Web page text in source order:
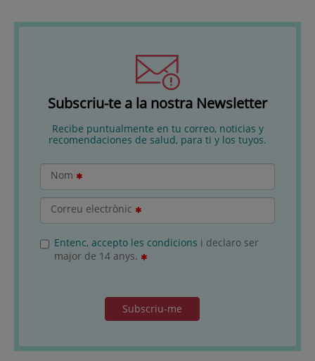
Subscriu-te a la nostra Newsletter
Recibe puntualmente en tu correo, noticias y
recomendaciones de salud, para ti y los tuyos.
Nom
Correu electrònic
Entenc, accepto les condicions i declaro ser
major de 14 anys.
Subscriu-me